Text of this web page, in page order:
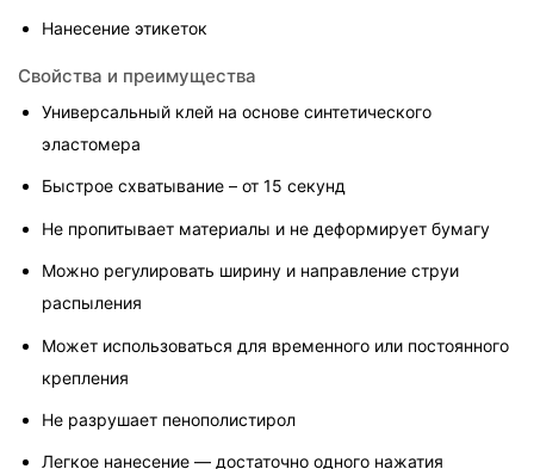
Нанесение этикеток
Свойства и преимущества
Универсальный клей на основе синтетического
эластомера
Быстрое схватывание – от 15 секунд
Не пропитывает материалы и не деформирует бумагу
Можно регулировать ширину и направление струи
распыления
Может использоваться для временного или постоянного
крепления
Не разрушает пенополистирол
Легкое нанесение — достаточно одного нажатия